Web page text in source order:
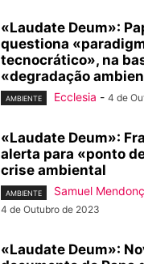
«Laudate Deum»:
questiona
tecnocrático», na
«degradação
AMBIENTE Ecclesia - 4 de
«Laudate Deum»:
alerta para «ponto
crise ambiental
AMBIENTE Samuel
4 de Outubro de 2023
«Laudate Deum»: